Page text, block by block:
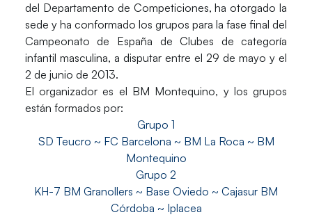
del Departamento de Competiciones, ha otorgado la
sede y ha conformado los grupos para la fase final del
Campeonato de España de Clubes de categoría
infantil masculina, a disputar entre el 29 de mayo y el
2 de junio de 2013.
El organizador es el BM Montequino, y los grupos
están formados por:
Grupo 1
SD Teucro ~ FC Barcelona ~ BM La Roca ~ BM
Montequino
Grupo 2
KH-7 BM Granollers ~ Base Oviedo ~ Cajasur BM
Córdoba ~ Iplacea